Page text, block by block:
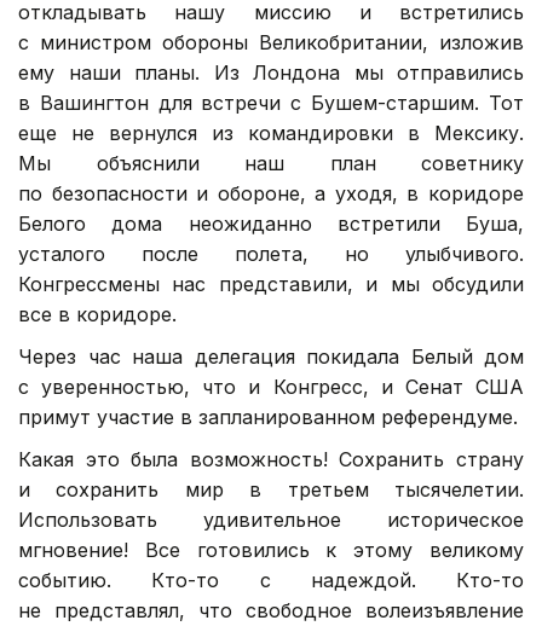
откладывать нашу миссию и встретились
с министром обороны Великобритании, изложив
ему наши планы. Из Лондона мы отправились
в Вашингтон для встречи с Бушем-старшим. Тот
еще не вернулся из командировки в Мексику.
Мы объяснили наш план советнику
по безопасности и обороне, а уходя, в коридоре
Белого дома неожиданно встретили Буша,
усталого после полета, но улыбчивого.
Конгрессмены нас представили, и мы обсудили
все в коридоре.
Через час наша делегация покидала Белый дом
с уверенностью, что и Конгресс, и Сенат США
примут участие в запланированном референдуме.
Какая это была возможность! Сохранить страну
и сохранить мир в третьем тысячелетии.
Использовать удивительное историческое
мгновение! Все готовились к этому великому
событию. Кто-то с надеждой. Кто-то
не представлял, что свободное волеизъявление